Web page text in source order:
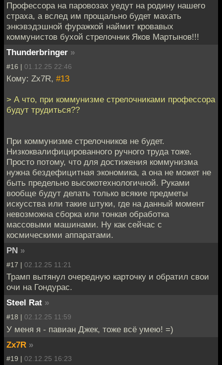
Профессора на паровозах уедут на родину нашего
страха, а вслед им прощально будет махать
энкэвэдэшной фуражкой наймит кровавых
коммунистов бухой стрелочник Яков Мартынов!!!
Thunderbringer »
#16 | 01.12.25 22:46
Кому: Zx7R, #13
> А что, при коммунизме стрелочниками профессора
будут трудиться??
При коммунизме стрелочников не будет.
Низкоквалифицированного ручного труда тоже.
Просто потому, что для достижения коммунизма
нужна бездефицитная экономика, а она не может не
быть предельно высокотехнологичной. Руками
вообще будут делать только всякие предметы
искусства или такие штуки, где на данный момент
невозможна сборка или тонкая обработка
массовыми машинами. Ну как сейчас с
космическими аппаратами.
PN »
#17 | 02.12.25 11:21
Трамп вытянул очередную карточку и обратил свои
очи на Гондурас.
Steel Rat »
#18 | 02.12.25 11:59
У меня я - павиан Джек, тоже всё умею! =)
Zx7R »
#19 | 02.12.25 16:23